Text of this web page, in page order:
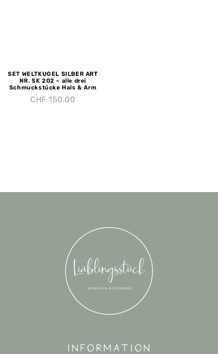
SET WELTKUGEL SILBER ART
NR. SK 202 – alle drei
Schmuckstücke Hals & Arm
CHF 150.00
Information